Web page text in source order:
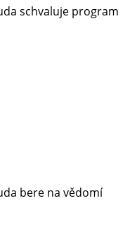
schvaluje program
bere na vědomí